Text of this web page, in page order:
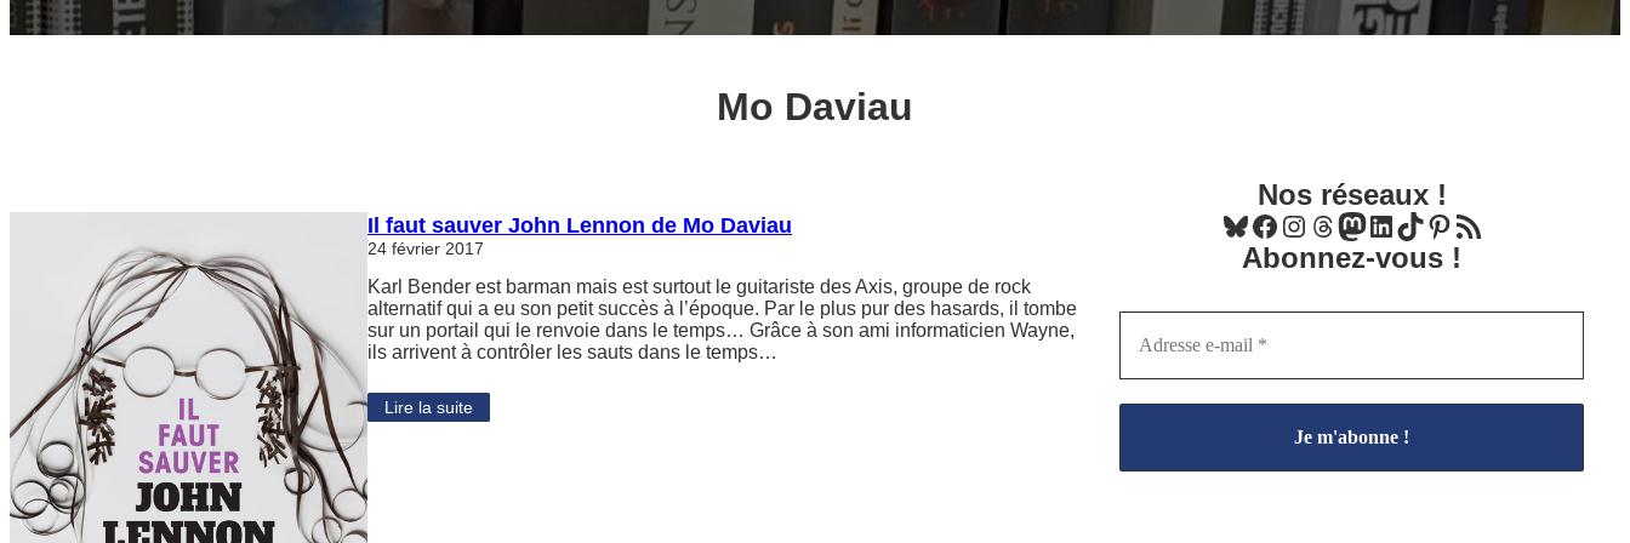
Mo Daviau
Il faut sauver John Lennon de Mo Daviau
24 février 2017
Karl Bender est barman mais est surtout le guitariste des Axis, groupe de rock
alternatif qui a eu son petit succès à l’époque. Par le plus pur des hasards, il tombe
sur un portail qui le renvoie dans le temps… Grâce à son ami informaticien Wayne,
ils arrivent à contrôler les sauts dans le temps…
Lire la suite
Nos réseaux !
Bluesky Facebook Instagram Threads Mastodon LinkedIn TikTok Pinterest
Flux RSS
Abonnez-vous !